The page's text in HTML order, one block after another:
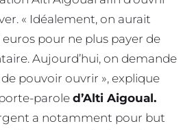
« Idéalement, on aurait
euros pour ne plus payer de
Aujourd’hui, on demande
pouvoir ouvrir », explique
parole d’Alti Aigoual.
a notamment pour but